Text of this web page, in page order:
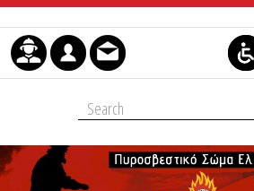
Skip to Content